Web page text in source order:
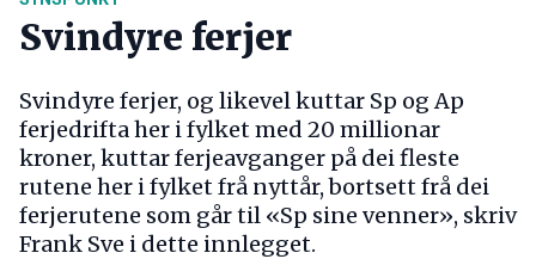
Svindyre ferjer
Svindyre ferjer, og likevel kuttar Sp og Ap
ferjedrifta her i fylket med 20 millionar
kroner, kuttar ferjeavganger på dei fleste
rutene her i fylket frå nyttår, bortsett frå dei
ferjerutene som går til «Sp sine venner», skriv
Frank Sve i dette innlegget.